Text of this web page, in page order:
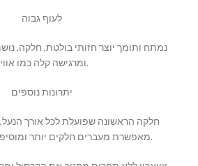
לעוף גבוה
ומרגישה קלה כמו אוויר.
יתרונות נוספים
מאפשרת מעברים חלקים יותר ומוסיפה ריפוד לא יאומן.